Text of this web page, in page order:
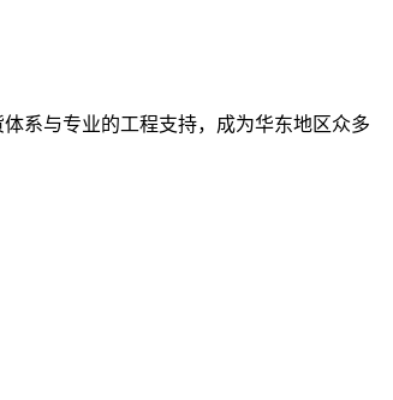
系与专业的工程支持，成为华东地区众多